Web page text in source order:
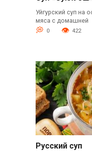
Уйгурский суп на
мяса с домашней
0 422
Русский суп